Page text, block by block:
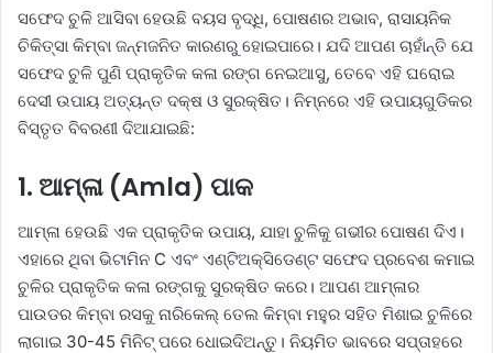
ସଫେଦ ଚୁଳି ଆସିବା ହେଉଛି ବୟସ ବୃଦ୍ଧି, ପୋଷଣର ଅଭାବ, ରାସାୟନିକ
ଚିକିତ୍ସା କିମ୍ବା ଜନ୍ମଜନିତ କାରଣରୁ ହୋଇପାରେ। ଯଦି ଆପଣ ଚାହାଁନ୍ତି ଯେ
ସଫେଦ ଚୁଳି ପୁଣି ପ୍ରାକୃତିକ କଳା ରଙ୍ଗ ନେଇଆସୁ, ତେବେ ଏହି ଘରୋଇ
ଦେସୀ ଉପାୟ ଅତ୍ୟନ୍ତ ଦକ୍ଷ ଓ ସୁରକ୍ଷିତ। ନିମ୍ନରେ ଏହି ଉପାୟଗୁଡିକର
ବିସ୍ତୃତ ବିବରଣୀ ଦିଆଯାଇଛି:
1. ଆମ୍ଳା (Amla) ପାକ
ଆମ୍ଳା ହେଉଛି ଏକ ପ୍ରାକୃତିକ ଉପାୟ, ଯାହା ଚୁଳିକୁ ଗଭୀର ପୋଷଣ ଦିଏ।
ଏହାରେ ଥିବା ଭିଟାମିନ C ଏବଂ ଏଣ୍ଟିଅକ୍ସିଡେଣ୍ଟ ସଫେଦ ପ୍ରବେଶ କମାଇ
ଚୁଳିର ପ୍ରାକୃତିକ କଳା ରଙ୍ଗକୁ ସୁରକ୍ଷିତ କରେ। ଆପଣ ଆମ୍ଳାର
ପାଉଡର କିମ୍ବା ରସକୁ ନାରିକେଲ୍ ତେଲ କିମ୍ବା ମହୁର ସହିତ ମିଶାଇ ଚୁଳିରେ
ଲାଗାଇ 30-45 ମିନିଟ୍ ପରେ ଧୋଇଦିଅନ୍ତୁ। ନିୟମିତ ଭାବରେ ସପ୍ତାହରେ